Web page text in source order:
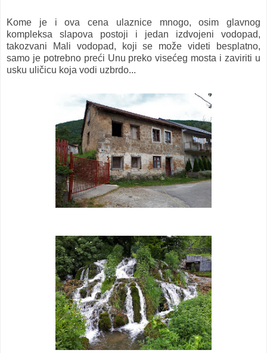
Kome je i ova cena ulaznice mnogo, osim glavnog
kompleksa slapova postoji i jedan izdvojeni vodopad,
takozvani Mali vodopad, koji se može videti besplatno,
samo je potrebno preći Unu preko visećeg mosta i zaviriti u
usku uličicu koja vodi uzbrdo...